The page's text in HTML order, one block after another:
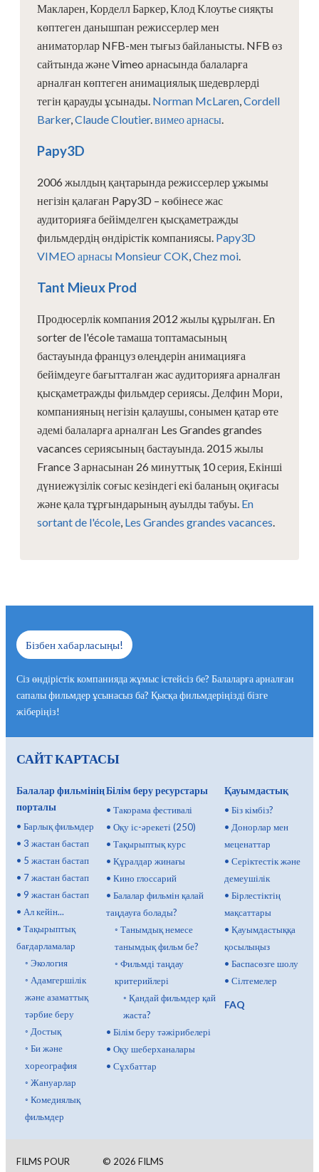
Макларен, Корделл Баркер, Клод Клоутье сияқты
көптеген данышпан режиссерлер мен
аниматорлар NFB-мен тығыз байланысты. NFB өз
сайтында және Vimeo арнасында балаларға
арналған көптеген анимациялық шедеврлерді
тегін қарауды ұсынады. Norman McLaren Cordell
Barker, Claude Cloutier. вимео арнасы
Papy3D
2006 жылдың қаңтарында режиссерлер ұжымы
негізін қалаған Papy3D – көбінесе жас
аудиторияға бейімделген қысқаметражды
фильмдердің өндірістік компаниясы. Papy3D
VIMEO арнасы Monsieur COK Chez moi
Tant Mieux Prod
Продюсерлік компания 2012 жылы құрылған. En
sorter de l'école тамаша топтамасының
бастауында француз өлеңдерін анимацияға
бейімдеуге бағытталған жас аудиторияға арналған
қысқаметражды фильмдер сериясы. Делфин Мори,
компанияның негізін қалаушы, сонымен қатар өте
әдемі балаларға арналған Les Grandes grandes
vacances сериясының бастауында. 2015 жылы
France 3 арнасынан 26 минуттық 10 серия, Екінші
дүниежүзілік соғыс кезіндегі екі баланың оқиғасы
және қала тұрғындарының ауылды табуы. En
sortant de l'école Les Grandes grandes vacances
Бізбен хабарласыңы!
Сіз өндірістік компанияда жұмыс істейсіз бе? Балаларға арналған
сапалы фильмдер ұсынасыз ба? Қысқа фильмдеріңізді бізге
жіберіңіз!
САЙТ КАРТАСЫ
Балалар фильмінің
порталы
• Барлық фильмдер
• 3 жастан бастап
• 5 жастан бастап
• 7 жастан бастап
• 9 жастан бастап
• Ал кейін...
• Тақырыптық
бағдарламалар
◦ Экология
◦ Адамгершілік
және азаматтық
тәрбие беру
◦ Достық
◦ Би және
хореография
◦ Жануарлар
◦ Комедиялық
фильмдер
Білім беру ресурстары
• Такорама фестивалі
• Оқу іс-әрекеті (250)
• Тақырыптық курс
• Құралдар жинағы
• Кино глоссарий
• Балалар фильмін қалай
таңдауға болады?
◦ Танымдық немесе
танымдық фильм бе?
◦ Фильмді таңдау
критерийлері
◦ Қандай фильмдер қай
жаста?
• Білім беру тәжірибелері
• Оқу шеберханалары
• Сұхбаттар
Қауымдастық
•Біз кімбіз?
• Донорлар мен
меценаттар
•Серіктестік және
демеушілік
•Бірлестіктің
мақсаттары
•Қауымдастыққа
қосылыңыз
•Баспасөзге шолу
•Сілтемелер
FAQ
FILMS POUR
© 2026 FILMS